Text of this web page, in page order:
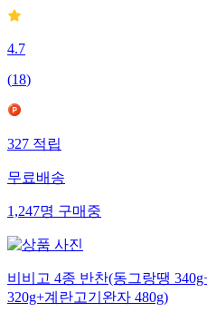
4.7
(18)
327적립
무료배송
1,247명구매중
비비고 4종 반찬(동그랑땡
320g+계란고기완자 480g)